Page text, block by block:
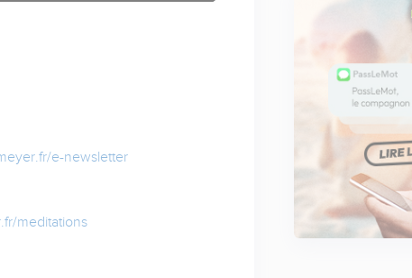
e-newsletter
meditations